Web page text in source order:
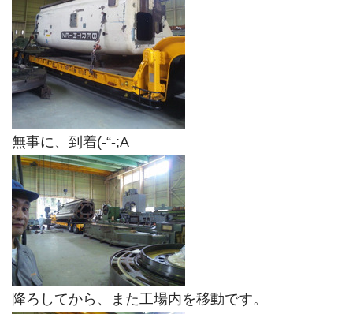
無事に、到着(-“-;A
降ろしてから、また工場内を移動です。